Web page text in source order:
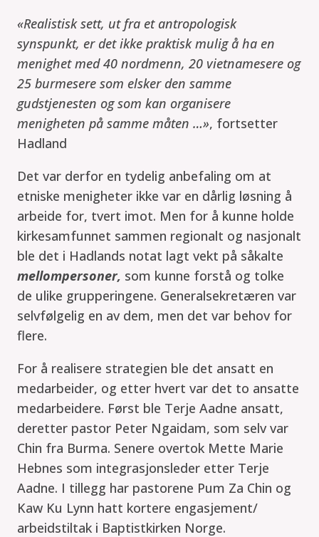
«Realistisk sett, ut fra et antropologisk
synspunkt, er det ikke praktisk mulig å ha en
menighet med 40 nordmenn, 20 vietnamesere og
25 burmesere som elsker den samme
gudstjenesten og som kan organisere
menigheten på samme måten …», fortsetter
Hadland
Det var derfor en tydelig anbefaling om at
etniske menigheter ikke var en dårlig løsning å
arbeide for, tvert imot. Men for å kunne holde
kirkesamfunnet sammen regionalt og nasjonalt
ble det i Hadlands notat lagt vekt på såkalte
mellompersoner, som kunne forstå og tolke
de ulike grupperingene. Generalsekretæren var
selvfølgelig en av dem, men det var behov for
flere.
For å realisere strategien ble det ansatt en
medarbeider, og etter hvert var det to ansatte
medarbeidere. Først ble Terje Aadne ansatt,
deretter pastor Peter Ngaidam, som selv var
Chin fra Burma. Senere overtok Mette Marie
Hebnes som integrasjonsleder etter Terje
Aadne. I tillegg har pastorene Pum Za Chin og
Kaw Ku Lynn hatt kortere engasjement/
arbeidstiltak i Baptistkirken Norge.